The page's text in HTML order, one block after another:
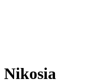
Nikosia